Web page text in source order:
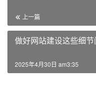
上一篇
做好网站建设这些细
2025年4月30日 am3:35